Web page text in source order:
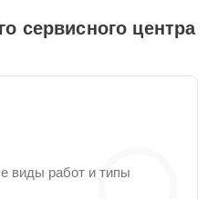
сервисного центра
виды работ и типы